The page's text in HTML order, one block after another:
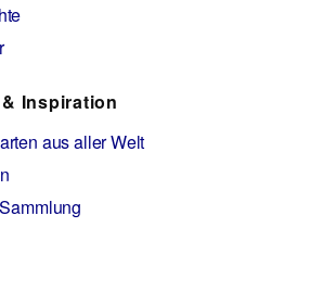
Inspiration
aus aller Welt